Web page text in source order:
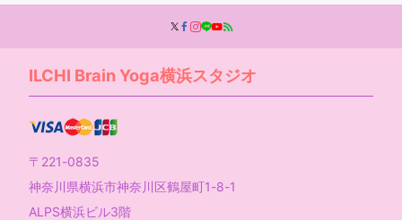
ILCHI Brain Yoga横浜スタジオ
〒221-0835
神奈川県横浜市神奈川区鶴屋町1-8-1
ALPS横浜ビル3階